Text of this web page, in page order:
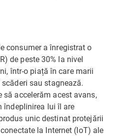
consumer a înregistrat o
de peste 30% la nivel
într-o piață în care marii
sau stagnează.
să accelerăm acest avans,
îndeplinirea lui îl are
unic destinat protejării
la Internet (IoT) ale